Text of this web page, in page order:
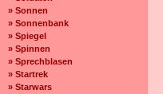
» Sonnen
» Sonnenbank
» Spiegel
» Spinnen
» Sprechblasen
» Startrek
» Starwars